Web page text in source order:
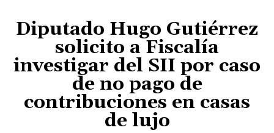
Diputado Hugo Gutiérrez
solicito a Fiscalía
investigar del SII por caso
de no pago de
contribuciones en casas
de lujo